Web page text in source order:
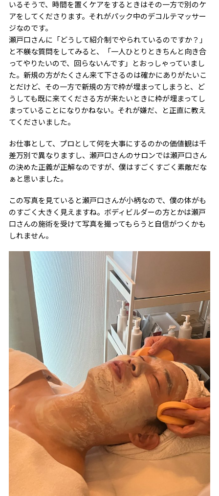
いるそうで、時間を置くケアをするときはその一方で別のケ
アをしてくださります。それがパック中のデコルテマッサー
ジなのです。
瀬戸口さんに「どうして紹介制でやられているのですか？」
と不躾な質問をしてみると、「一人ひとりときちんと向き合
ってやりたいので、回らないんです」とおっしゃっていまし
た。新規の方がたくさん来て下さるのは確かにありがたいこ
とだけど、その一方で新規の方で枠が埋まってしまうと、ど
うしても既に来てくださる方が来たいときに枠が埋まってし
まっていることになりかねない。それが嫌だ、と正直に教え
てくださいました。
お仕事として、プロとして何を大事にするのかの価値観は千
差万別で異なりますし、瀬戸口さんのサロンでは瀬戸口さん
の決めた正義が正解なのですが、僕はすごくすごく素敵だな
ぁと思いました。
この写真を見ていると瀬戸口さんが小柄なので、僕の体がも
のすごく大きく見えますね。ボディビルダーの方とかは瀬戸
口さんの施術を受けて写真を撮ってもらうと自信がつくかも
しれません。